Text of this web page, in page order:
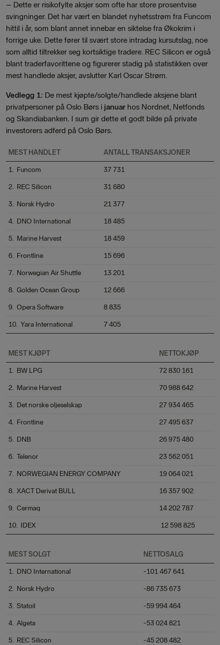
– Dette er risikofylte aksjer som ofte har store prosentvise
svingninger. Det har vært en blandet nyhetsstrøm fra Funcom
hittil i år, som blant annet innebar en siktelse fra Økokrim i
forrige uke. Dette fører til svært store intradag kursutslag, noe
som alltid tiltrekker seg kortsiktige tradere. REC Silicon er også
blant traderfavorittene og figurerer stadig på statistikken over
mest handlede aksjer, avslutter Karl Oscar Strøm.
Vedlegg 1: De mest kjøpte/solgte/handlede aksjene blant
privatpersoner på Oslo Børs i januarhos Nordnet, Netfonds
og Skandiabanken. I sum gir dette et godt bilde på private
investorers adferd på Oslo Børs.
MEST HANDLET ANTALL TRANSAKSJONER
1. Funcom 37 731
2. REC Silicon 31 680
3. Norsk Hydro 21 377
4. DNO International 18 485
5. Marine Harvest 18 459
6. Frontline 15 696
7. Norwegian Air Shuttle 13 201
8. Golden Ocean Group 12 666
9. Opera Software 8 835
10. Yara International 7 405
MEST KJØPT NETTOKJØP
1. BW LPG 72 830 161
2. Marine Harvest 70 988 642
3. Det norske oljeselskap 27 934 465
4. Frontline 27 495 637
5. DNB 26 975 480
6. Telenor 23 562 051
7. NORWEGIAN ENERGY COMPANY 19 064 021
8. XACT Derivat BULL 16 357 902
9. Cermaq 14 202 787
10. IDEX 12 598 825
MEST SOLGT NETTOSALG
1. DNO International -101 467 641
2. Norsk Hydro -86 735 673
3. Statoil -59 994 464
4. Algeta -53 024 821
5. REC Silicon -45 208 482